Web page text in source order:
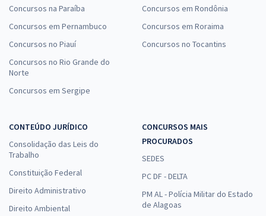
Concursos na Paraíba
Concursos em Pernambuco
Concursos no Piauí
Concursos no Rio Grande do
Norte
Concursos em Sergipe
Concursos em Rondônia
Concursos em Roraima
Concursos no Tocantins
CONTEÚDO JURÍDICO
Consolidação das Leis do
Trabalho
Constituição Federal
Direito Administrativo
Direito Ambiental
CONCURSOS MAIS
PROCURADOS
SEDES
PC DF - DELTA
PM AL - Polícia Militar do Estado
de Alagoas